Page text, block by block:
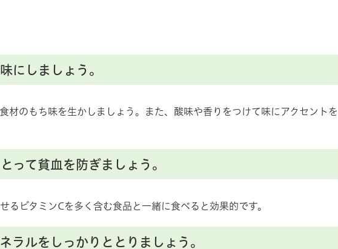
にしましょう。
材のもち味を生かしましょう。また、酸味や香りをつけて味にアクセントを
って貧血を防ぎましょう。
るビタミンCを多く含む食品と一緒に食べると効果的です。
ラルをしっかりととりましょう。